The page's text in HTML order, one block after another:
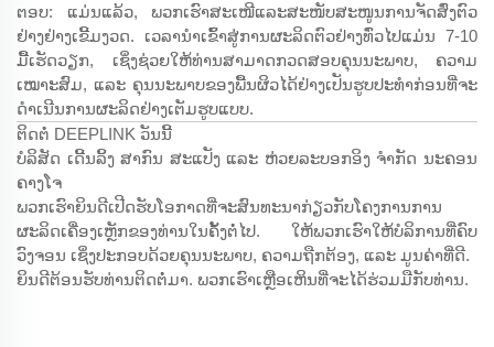
ຕອບ: ແມ່ນແລ້ວ, ພວກເຮົາສະເໜີແລະສະໜັບສະໜູນການຈັດສົ່ງຕົວ
ຢ່າງຢ່າງເຂີ້ມງວດ. ເວລານຳເຂົ້າສູ່ການຜະລິດຕົວຢ່າງທົ່ວໄປແມ່ນ 7-10
ມື້ເຮັດວຽກ, ເຊິ່ງຊ່ວຍໃຫ້ທ່ານສາມາດກວດສອບຄຸນນະພາບ, ຄວາມ
ເໝາະສົມ, ແລະ ຄຸນນະພາບຂອງພື້ນຜິວໄດ້ຢ່າງເປັນຮູບປະທຳກ່ອນທີ່ຈະ
ດຳເນີນການຜະລິດຢ່າງເຕັມຮູບແບບ.
ຕິດຕໍ່ DEEPLINK ວັນນີ້
ບໍລິສັດ ເດີ້ນລິ້ງ ສາກົນ ສະແປັງ ແລະ ຫ່ວຍລະບອກອິງ ຈຳກັດ ນະຄອນ
ຄາງໂຈ
ພວກເຮົາຍິນດີເປີດຮັບໂອກາດທີ່ຈະສົນທະນາກ່ຽວກັບໂຄງການການ
ຜະລິດເຄື່ອງເຫຼັກຂອງທ່ານໃນຄັ້ງຕໍ່ໄປ. ໃຫ້ພວກເຮົາໃຫ້ບໍລິການທີ່ຄົບ
ວົງຈອນ ເຊິ່ງປະກອບດ້ວຍຄຸນນະພາບ, ຄວາມຖືກຕ້ອງ, ແລະ ມູນຄ່າທີ່ດີ.
ຍິນດີຕ້ອນຮັບທ່ານຕິດຕໍ່ມາ. ພວກເຮົາເຫຼືອເຫິນທີ່ຈະໄດ້ຮ່ວມມືກັບທ່ານ.